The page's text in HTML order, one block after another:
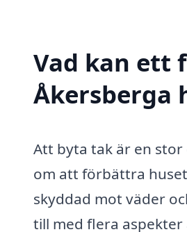
Vad kan ett
Åkersberga
Att byta tak är en
om att förbättra
skyddad mot väder
till med flera